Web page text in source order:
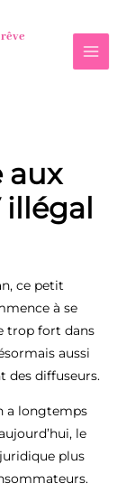
aux
ce petit
à se
trop fort dans
aussi
des diffuseurs.
a longtemps
le
plus